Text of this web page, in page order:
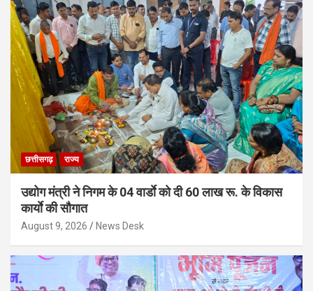
छत्तीसगढ़ राज्य
उद्योग मंत्री ने निगम के 04 वार्डाे को दी 60 लाख रू. के विकास
कार्याे की सौगात
August 9, 2026 News Desk